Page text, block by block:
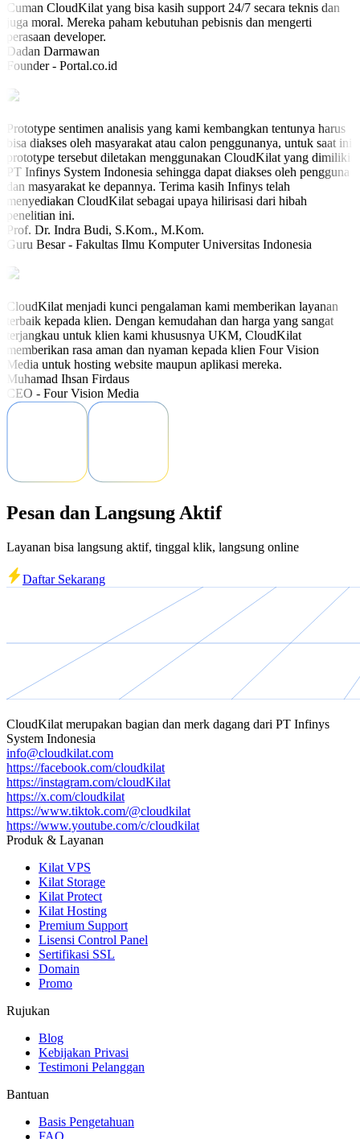
Cuman CloudKilat yang bisa kasih support 24/7 secara teknis dan
juga moral. Mereka paham kebutuhan pebisnis dan mengerti
perasaan developer.
Dadan Darmawan
Founder - Portal.co.id
Prototype sentimen analisis yang kami kembangkan tentunya harus
bisa diakses oleh masyarakat atau calon penggunanya, untuk saat ini
prototype tersebut diletakan menggunakan CloudKilat yang dimiliki
PT Infinys System Indonesia sehingga dapat diakses oleh pengguna
dan masyarakat ke depannya. Terima kasih Infinys telah
menyediakan CloudKilat sebagai upaya hilirisasi dari hibah
penelitian ini.
Prof. Dr. Indra Budi, S.Kom., M.Kom.
Guru Besar - Fakultas Ilmu Komputer Universitas Indonesia
CloudKilat menjadi kunci pengalaman kami memberikan layanan
terbaik kepada klien. Dengan kemudahan dan harga yang sangat
terjangkau untuk klien kami khususnya UKM, CloudKilat
memberikan rasa aman dan nyaman kepada klien Four Vision
Media untuk hosting website maupun aplikasi mereka.
Muhamad Ihsan Firdaus
CEO - Four Vision Media
Pesan dan Langsung Aktif
Layanan bisa langsung aktif, tinggal klik, langsung online
Daftar Sekarang
CloudKilat merupakan bagian dan merk dagang dari PT Infinys
System Indonesia
info@cloudkilat.com
https://facebook.com/cloudkilat
https://instagram.com/cloudKilat
https://x.com/cloudkilat
https://www.tiktok.com/@cloudkilat
https://www.youtube.com/c/cloudkilat
Produk & Layanan
Kilat VPS
Kilat Storage
Kilat Protect
Kilat Hosting
Premium Support
Lisensi Control Panel
Sertifikasi SSL
Domain
Promo
Rujukan
Blog
Kebijakan Privasi
Testimoni Pelanggan
Bantuan
Basis Pengetahuan
FAQ